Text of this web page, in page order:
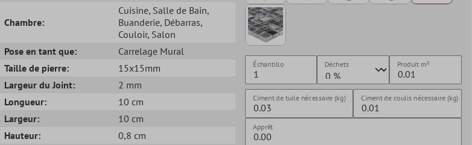
Chambre:
Cuisine, Salle de Bain,
Buanderie, Débarras,
Couloir, Salon
Pose en tant que:
Carrelage Mural
Taille de pierre:
15x15mm
Largeur du Joint:
2 mm
Longueur:
10 cm
Largeur:
10 cm
Hauteur:
0,8 cm
Échantillo Déchets Produit m²
Ciment de tuile nécessaire (kg) Ciment de coulis nécessaire (kg)
Apprêt